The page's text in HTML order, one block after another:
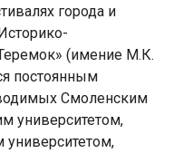
города и
(имение М.К.
постоянным
Смоленским
университетом,